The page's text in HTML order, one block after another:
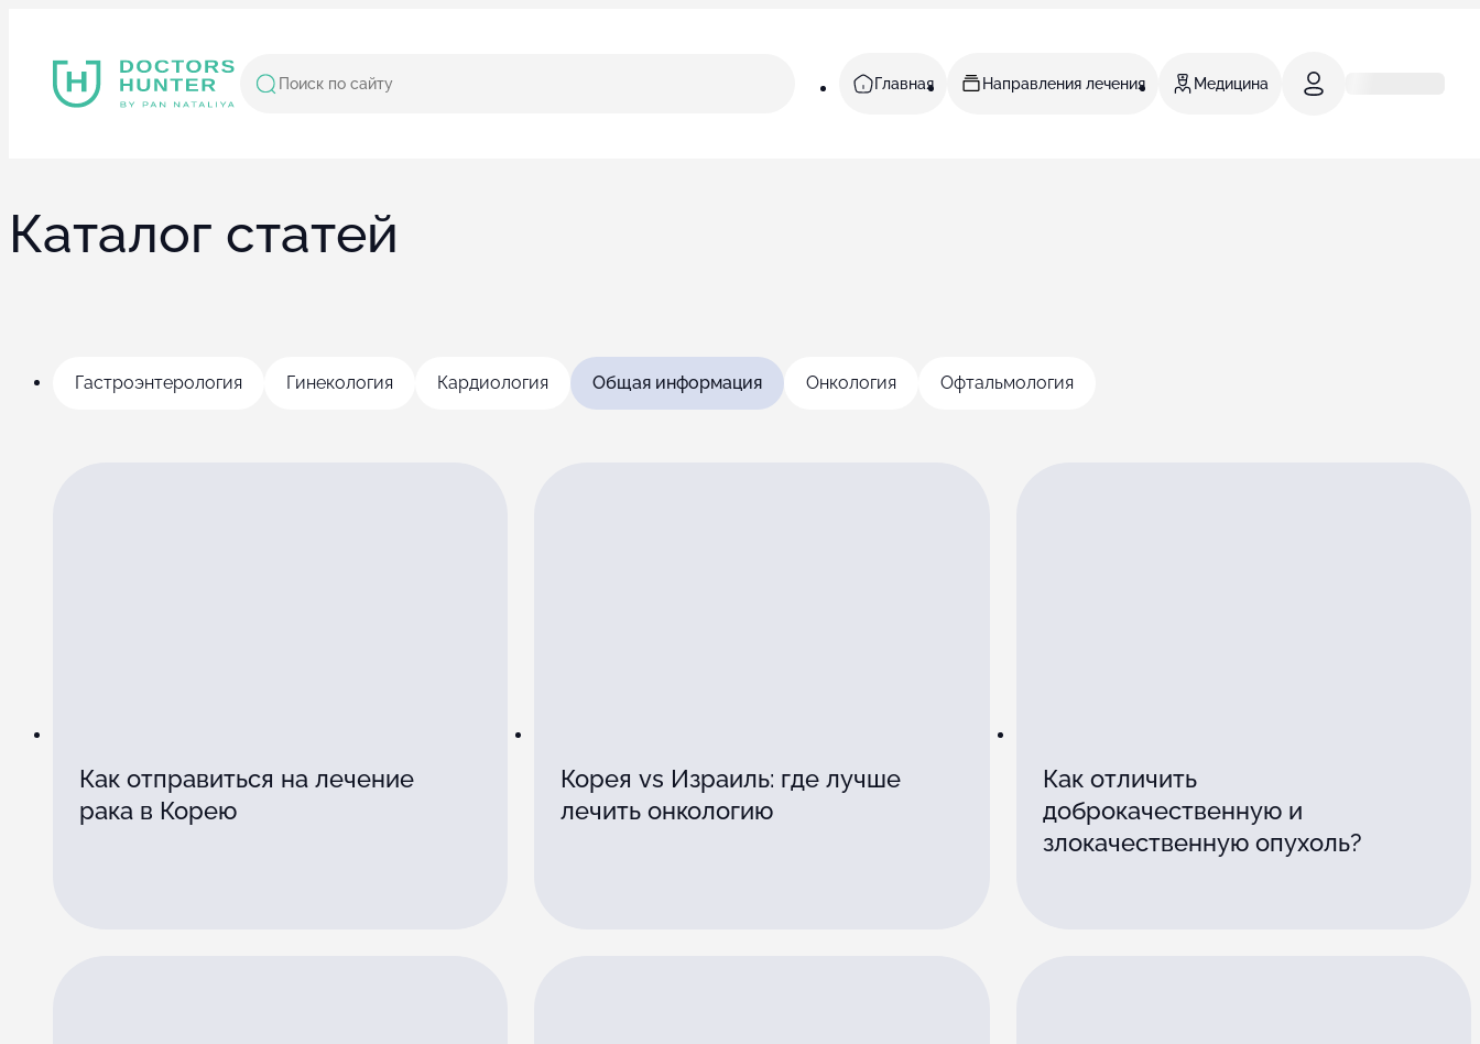
Главная Направления лечения Медицина
Каталог статей
Гастроэнтерология Гинекология Кардиология Общая информация Онкология Офтальмология
Как отправиться на лечение
рака в Корею
Корея vs Израиль: где лучше
лечить онкологию
Как отличить
доброкачественную и
злокачественную опухоль?